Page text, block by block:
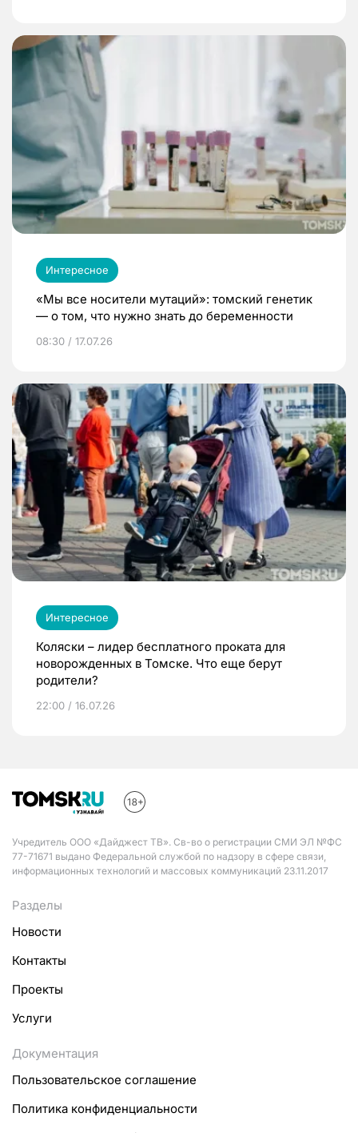
Интересное
«Мы все носители мутаций»: томский генетик
— о том, что нужно знать до беременности
08:30 / 17.07.26
Интересное
Коляски – лидер бесплатного проката для
новорожденных в Томске. Что еще берут
родители?
22:00 / 16.07.26
Учредитель ООО «Дайджест ТВ». Св-во о регистрации СМИ ЭЛ №ФС
77-71671 выдано Федеральной службой по надзору в сфере связи,
информационных технологий и массовых коммуникаций 23.11.2017
Разделы
Новости
Контакты
Проекты
Услуги
Документация
Пользовательское соглашение
Политика конфиденциальности